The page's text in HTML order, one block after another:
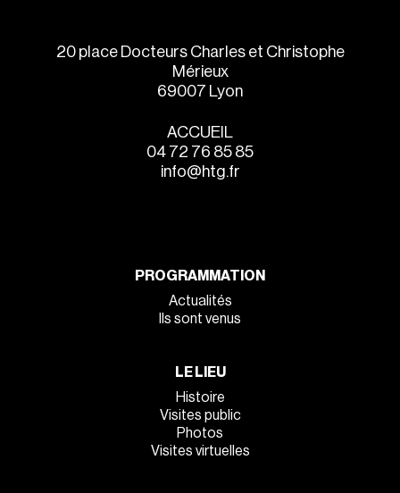
20 place Docteurs Charles et Christophe
Mérieux
69007 Lyon
ACCUEIL
04 72 76 85 85
info@htg.fr
PROGRAMMATION
Actualités
Ils sont venus
LE LIEU
Histoire
Visites public
Photos
Visites virtuelles